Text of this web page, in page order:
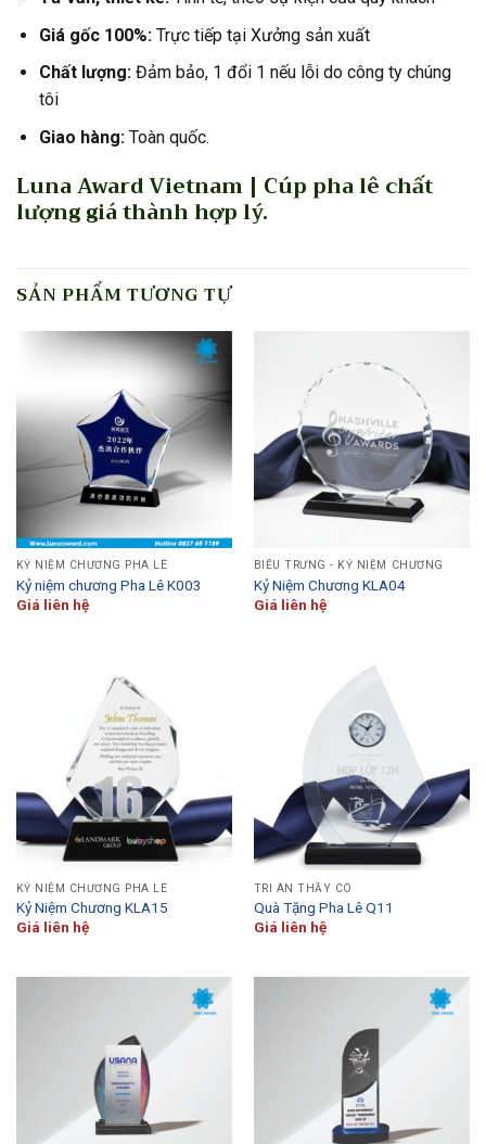
Giá gốc 100%:Trực tiếp tại Xưởng sản xuất
Chất lượng:Đảm bảo, 1 đổi 1 nếu lỗi do công ty chúng
tôi
Giao hàng:Toàn quốc.
Luna Award Vietnam | Cúp pha lê chất
lượng giá thành hợp lý.
SẢN PHẨM TƯƠNG TỰ
KỶ NIỆM CHƯƠNG PHA LÊ
Kỷ niệm chương Pha Lê K003
Giá liên hệ
BIỂU TRƯNG - KỶ NIỆM CHƯƠNG
Kỷ Niệm Chương KLA04
Giá liên hệ
KỶ NIỆM CHƯƠNG PHA LÊ
Kỷ Niệm Chương KLA15
Giá liên hệ
TRI ÂN THẦY CÔ
Quà Tặng Pha Lê Q11
Giá liên hệ